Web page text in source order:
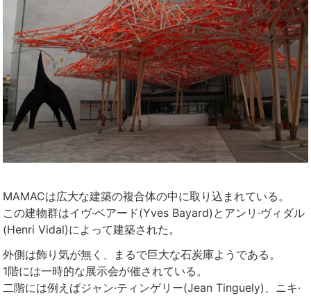
MAMACは広大な建築の複合体の中に取り込まれている。
この建物群はイヴ·ベアード(Yves Bayard)とアンリ·ヴィダル
(Henri Vidal)によって建築された。
外側は飾り気が無く、まるで巨大な石炭庫ようである。
1階には一時的な展示会が催されている。
二階には例えばジャン·ティンゲリー(Jean Tinguely)、ニキ·